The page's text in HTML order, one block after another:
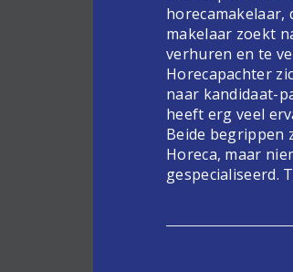
horecamakelaar,
makelaar zoekt
verhuren en te
Horecapachter
naar kandidaat-
heeft erg veel
Beide begrippen
Horeca, maar
gespecialiseerd.